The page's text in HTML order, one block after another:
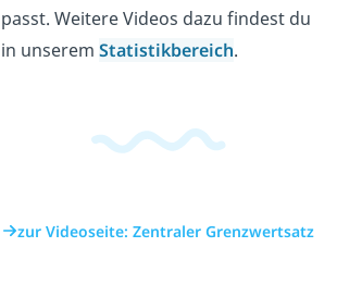
passt. Weitere Videos dazu findest du
in unseremStatistikbereich.
zur Videoseite: Zentraler Grenzwertsatz